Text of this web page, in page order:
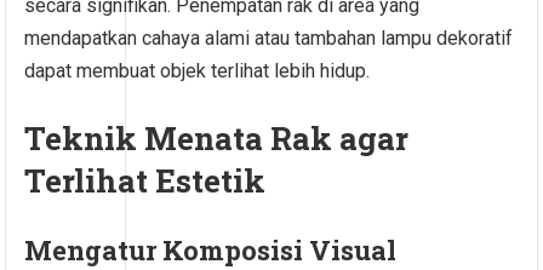
secara signifikan. Penempatan rak di area yang
mendapatkan cahaya alami atau tambahan lampu dekoratif
dapat membuat objek terlihat lebih hidup.
Teknik Menata Rak agar
Terlihat Estetik
Mengatur Komposisi Visual